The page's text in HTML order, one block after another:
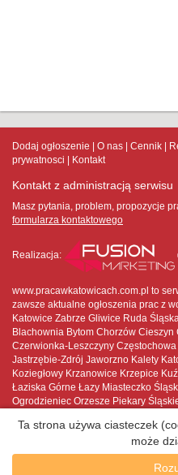
Dodaj ogłoszenie O nas Cennik
prywatnosci
Kontakt
Kontakt z administracją serwisu
Masz pytania, problem, propozycje
formularza kontaktowego
Realizacja:
www.pracawkatowicach.com.pl to
zawsze aktualne ogłoszenia prac z
Katowice Zabrze Gliwice Ruda
Blachownia Bytom Chorzów
Czerwionka-Leszczyny
Jastrzębie-Zdrój Jaworzno Kalety
Koziegłowy Krzanowice Krzepice
Łaziska Górne Łazy Miasteczko
Ogrodzieniec Orzesze Piekary
Siemianowice Śląskie Siewierz
Strumień Szczekociny Szczyrk
Tychy Ustroń Wilamowice Wisła
Zabrze Zawiercie Żarki Żory Żywiec
Ta strona używa ciasteczek
może